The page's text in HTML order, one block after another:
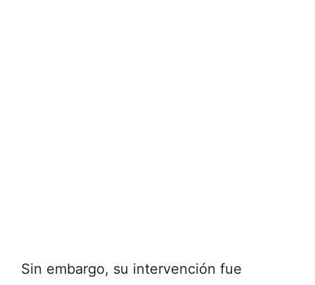
Sin embargo, su intervención fue